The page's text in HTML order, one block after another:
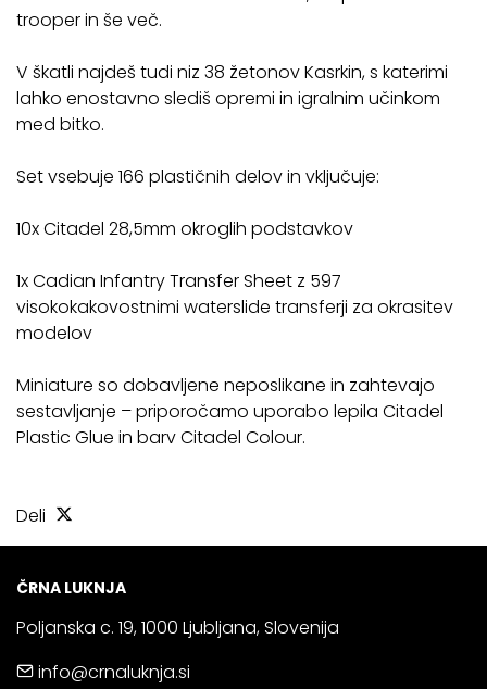
trooper in še več.
V škatli najdeš tudi niz 38 žetonov Kasrkin, s katerimi
lahko enostavno slediš opremi in igralnim učinkom
med bitko.
Set vsebuje 166 plastičnih delov in vključuje:
10x Citadel 28,5mm okroglih podstavkov
1x Cadian Infantry Transfer Sheet z 597
visokokakovostnimi waterslide transferji za okrasitev
modelov
Miniature so dobavljene neposlikane in zahtevajo
sestavljanje – priporočamo uporabo lepila Citadel
Plastic Glue in barv Citadel Colour.
Deli
ČRNA LUKNJA
Poljanska c. 19, 1000 Ljubljana, Slovenija
info@crnaluknja.si